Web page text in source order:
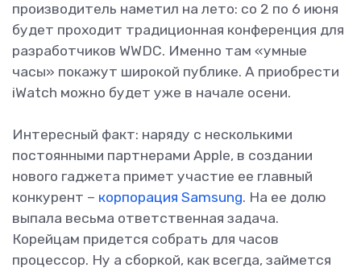
производитель наметил на лето: со 2 по 6 июня
будет проходит традиционная конференция для
разработчиков WWDC. Именно там «умные
часы» покажут широкой публике. А приобрести
iWatch можно будет уже в начале осени.
Интересный факт: наряду с несколькими
постоянными партнерами Apple, в создании
нового гаджета примет участие ее главный
конкурент – корпорация Samsung. На ее долю
выпала весьма ответственная задача.
Корейцам придется собрать для часов
процессор. Ну а сборкой, как всегда, займется